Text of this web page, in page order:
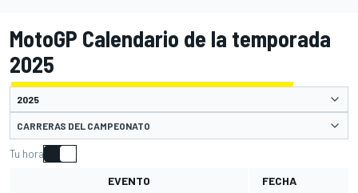
MotoGP Calendario de la temporada
2025
CARRERAS DEL CAMPEONATO
Tu hora
EVENTO FECHA